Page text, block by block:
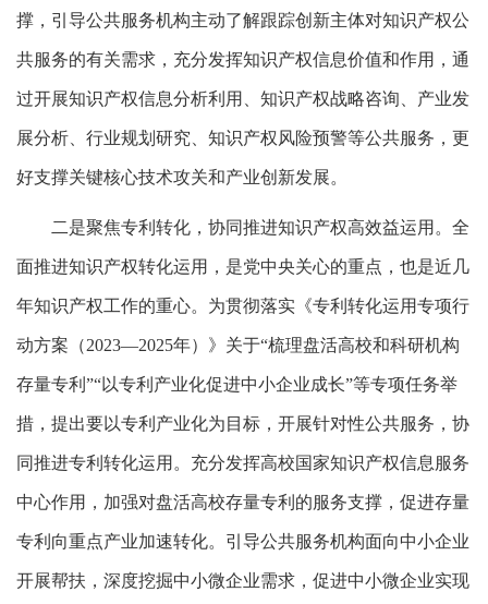
撑，引导公共服务机构主动了解跟踪创新主体对知识产权公
共服务的有关需求，充分发挥知识产权信息价值和作用，通
过开展知识产权信息分析利用、知识产权战略咨询、产业发
展分析、行业规划研究、知识产权风险预警等公共服务，更
好支撑关键核心技术攻关和产业创新发展。
二是聚焦专利转化，协同推进知识产权高效益运用。全
面推进知识产权转化运用，是党中央关心的重点，也是近几
年知识产权工作的重心。为贯彻落实《专利转化运用专项行
动方案（2023—2025年）》关于“梳理盘活高校和科研机构
存量专利”“以专利产业化促进中小企业成长”等专项任务举
措，提出要以专利产业化为目标，开展针对性公共服务，协
同推进专利转化运用。充分发挥高校国家知识产权信息服务
中心作用，加强对盘活高校存量专利的服务支撑，促进存量
专利向重点产业加速转化。引导公共服务机构面向中小企业
开展帮扶，深度挖掘中小微企业需求，促进中小微企业实现